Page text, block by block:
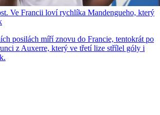
Ve Francii loví rychlíka Mandengueho, který
posilách míří znovu do Francie, tentokrát po
z Auxerre, který ve třetí lize střílel góly i